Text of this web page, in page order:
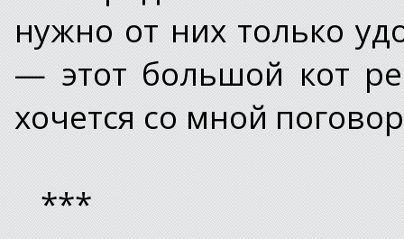
нужно от них только
— этот большой кот
хочется со мной
***